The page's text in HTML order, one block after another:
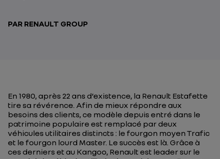
PAR RENAULT GROUP
En 1980, après 22 ans d’existence, la Renault Estafette
tire sa révérence. Afin de mieux répondre aux
besoins des clients, ce modèle depuis entré dans le
patrimoine populaire est remplacé par deux
véhicules utilitaires distincts : le fourgon moyen Trafic
et le fourgon lourd Master. Le succès est là. Grâce à
ces derniers et au Kangoo, Renault est leader sur le